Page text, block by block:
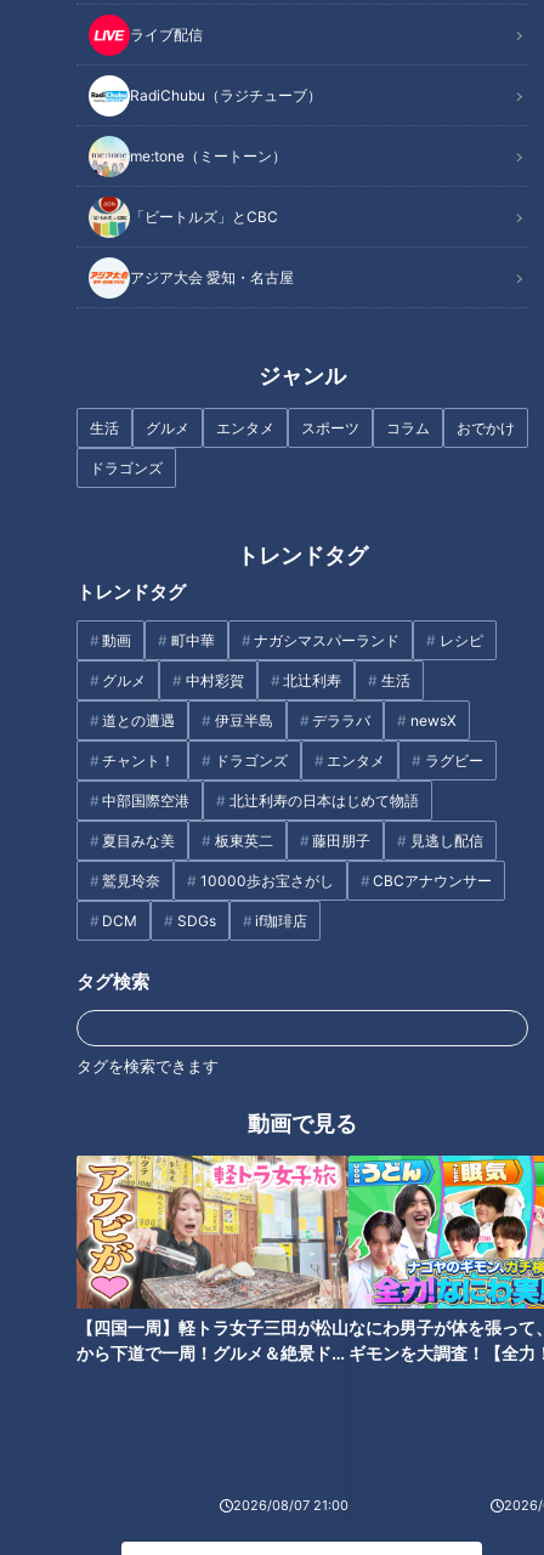
ライブ配信
RadiChubu（ラジチューブ）
me:tone（ミートーン）
「ビートルズ」とCBC
アジア大会 愛知・名古屋
ジャンル
生活 グルメ エンタメ スポーツ コラム おでかけ
ドラゴンズ
トレンドタグ
トレンドタグ
動画 町中華 ナガシマスパーランド レシピ
グルメ 中村彩賀 北辻利寿 生活
道との遭遇 伊豆半島 デララバ newsX
チャント！ ドラゴンズ エンタメ ラグビー
中部国際空港 北辻利寿の日本はじめて物語
夏目みな美 板東英二 藤田朋子 見逃し配信
鷲見玲奈 10000歩お宝さがし CBCアナウンサー
DCM SDGs if珈琲店
タグ検索
タグを検索できます
動画で見る
【四国一周】軽トラ女子三田が松山
から下道で一周！グルメ＆絶景ドラ
2026/08/07 21:00
なにわ男子が体を張って
ギモンを大調査！【全力
2026/
この記事を見たあなたへのおすすめ
プに酔いしれた日～ドラゴンズ
９０周年の熱き記憶②～
フォロー・名台詞も飛び出した
『名古屋市港区』の旅
“岡田かつ丼（両目）”とは？
ナンバーワンの男がオンリーワ
ンを食す！『愛知県知多市』の
【東海3県を巡る旅】人気プロ
レスラー棚橋弘至がふるさとを
案内！『岐阜県大垣市』の旅
1775年創業以来変わらない味!
伊勢名物の絶品餅がいただける
『へんばや商店』
映え～！な男が、映えづくしの
あの街へ！ 名言・格言も連
発！？
タグ
グルメ おでかけ チャント！ 棚橋弘至
ランキング